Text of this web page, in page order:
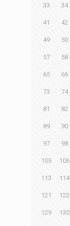
33 34
41 42
49 50
57 58
65 66
73 74
81 82
89 90
97 98
105 106
113 114
121 122
129 130